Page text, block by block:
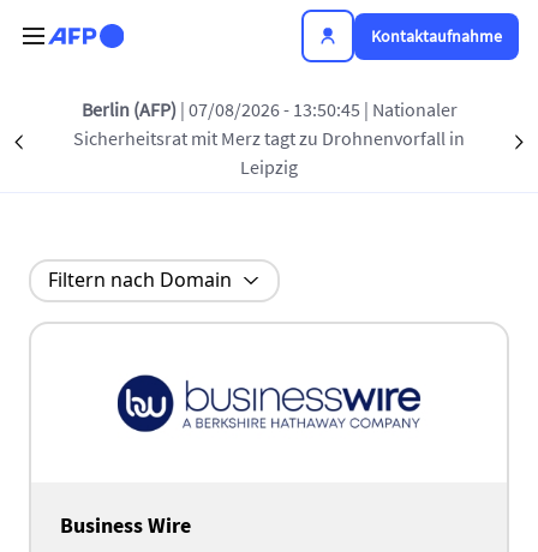
Kontaktaufnahme
Précédent
Berlin (AFP) | 07/08/2026 - 13:50:45 | Nationaler
Sicherheitsrat mit Merz tagt zu Drohnenvorfall in
Leipzig
Alle unsere Partner
Filtern nach Domain
Business Wire